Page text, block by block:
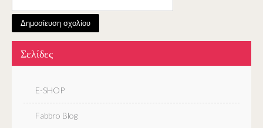
Σελίδες
E-SHOP
Fabbro Blog